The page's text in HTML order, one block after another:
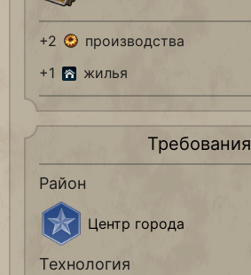
+2
производства
+1
жилья
Требования
Район
Центр города
Технология